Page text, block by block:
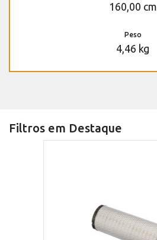
160,00 cm
Peso
4,46 kg
Filtros em Destaque